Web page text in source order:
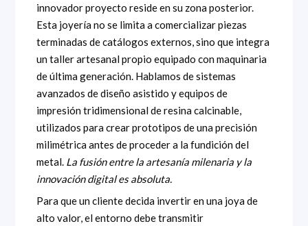
innovador proyecto reside en su zona posterior.
Esta joyería no se limita a comercializar piezas
terminadas de catálogos externos, sino que integra
un taller artesanal propio equipado con maquinaria
de última generación. Hablamos de sistemas
avanzados de diseño asistido y equipos de
impresión tridimensional de resina calcinable,
utilizados para crear prototipos de una precisión
milimétrica antes de proceder a la fundición del
metal. La fusión entre la artesanía milenaria y la
innovación digital es absoluta.
Para que un cliente decida invertir en una joya de
alto valor, el entorno debe transmitir